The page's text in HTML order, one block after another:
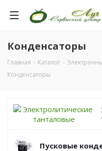
Конденсаторы
Главная - Каталог -
Конденсаторы
Пусковые